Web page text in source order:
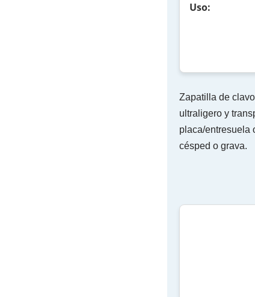
Uso:
Zapatilla de
ultraligero y
placa/entresuela
césped o grava.